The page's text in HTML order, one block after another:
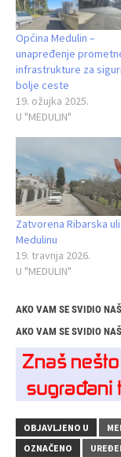
Općina Medulin –
unapređenje
infrastrukture za
bolje ceste
19. ožujka 2025.
U "MEDULIN"
Zatvorena Ribarska
Medulinu
19. travnja 2026.
U "MEDULIN"
AKO VAM SE SVIDIO
AKO VAM SE SVIDIO
OBJAVLJENO U
OZNAČENO